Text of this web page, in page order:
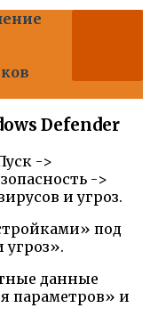
Defender
->
->
и угроз.
под
угроз».
данные
параметров» и